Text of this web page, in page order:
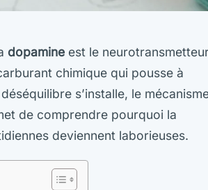
dopamine est le
chimique qui pousse à
s’installe, le
de comprendre pourquoi la
deviennent laborieuses.